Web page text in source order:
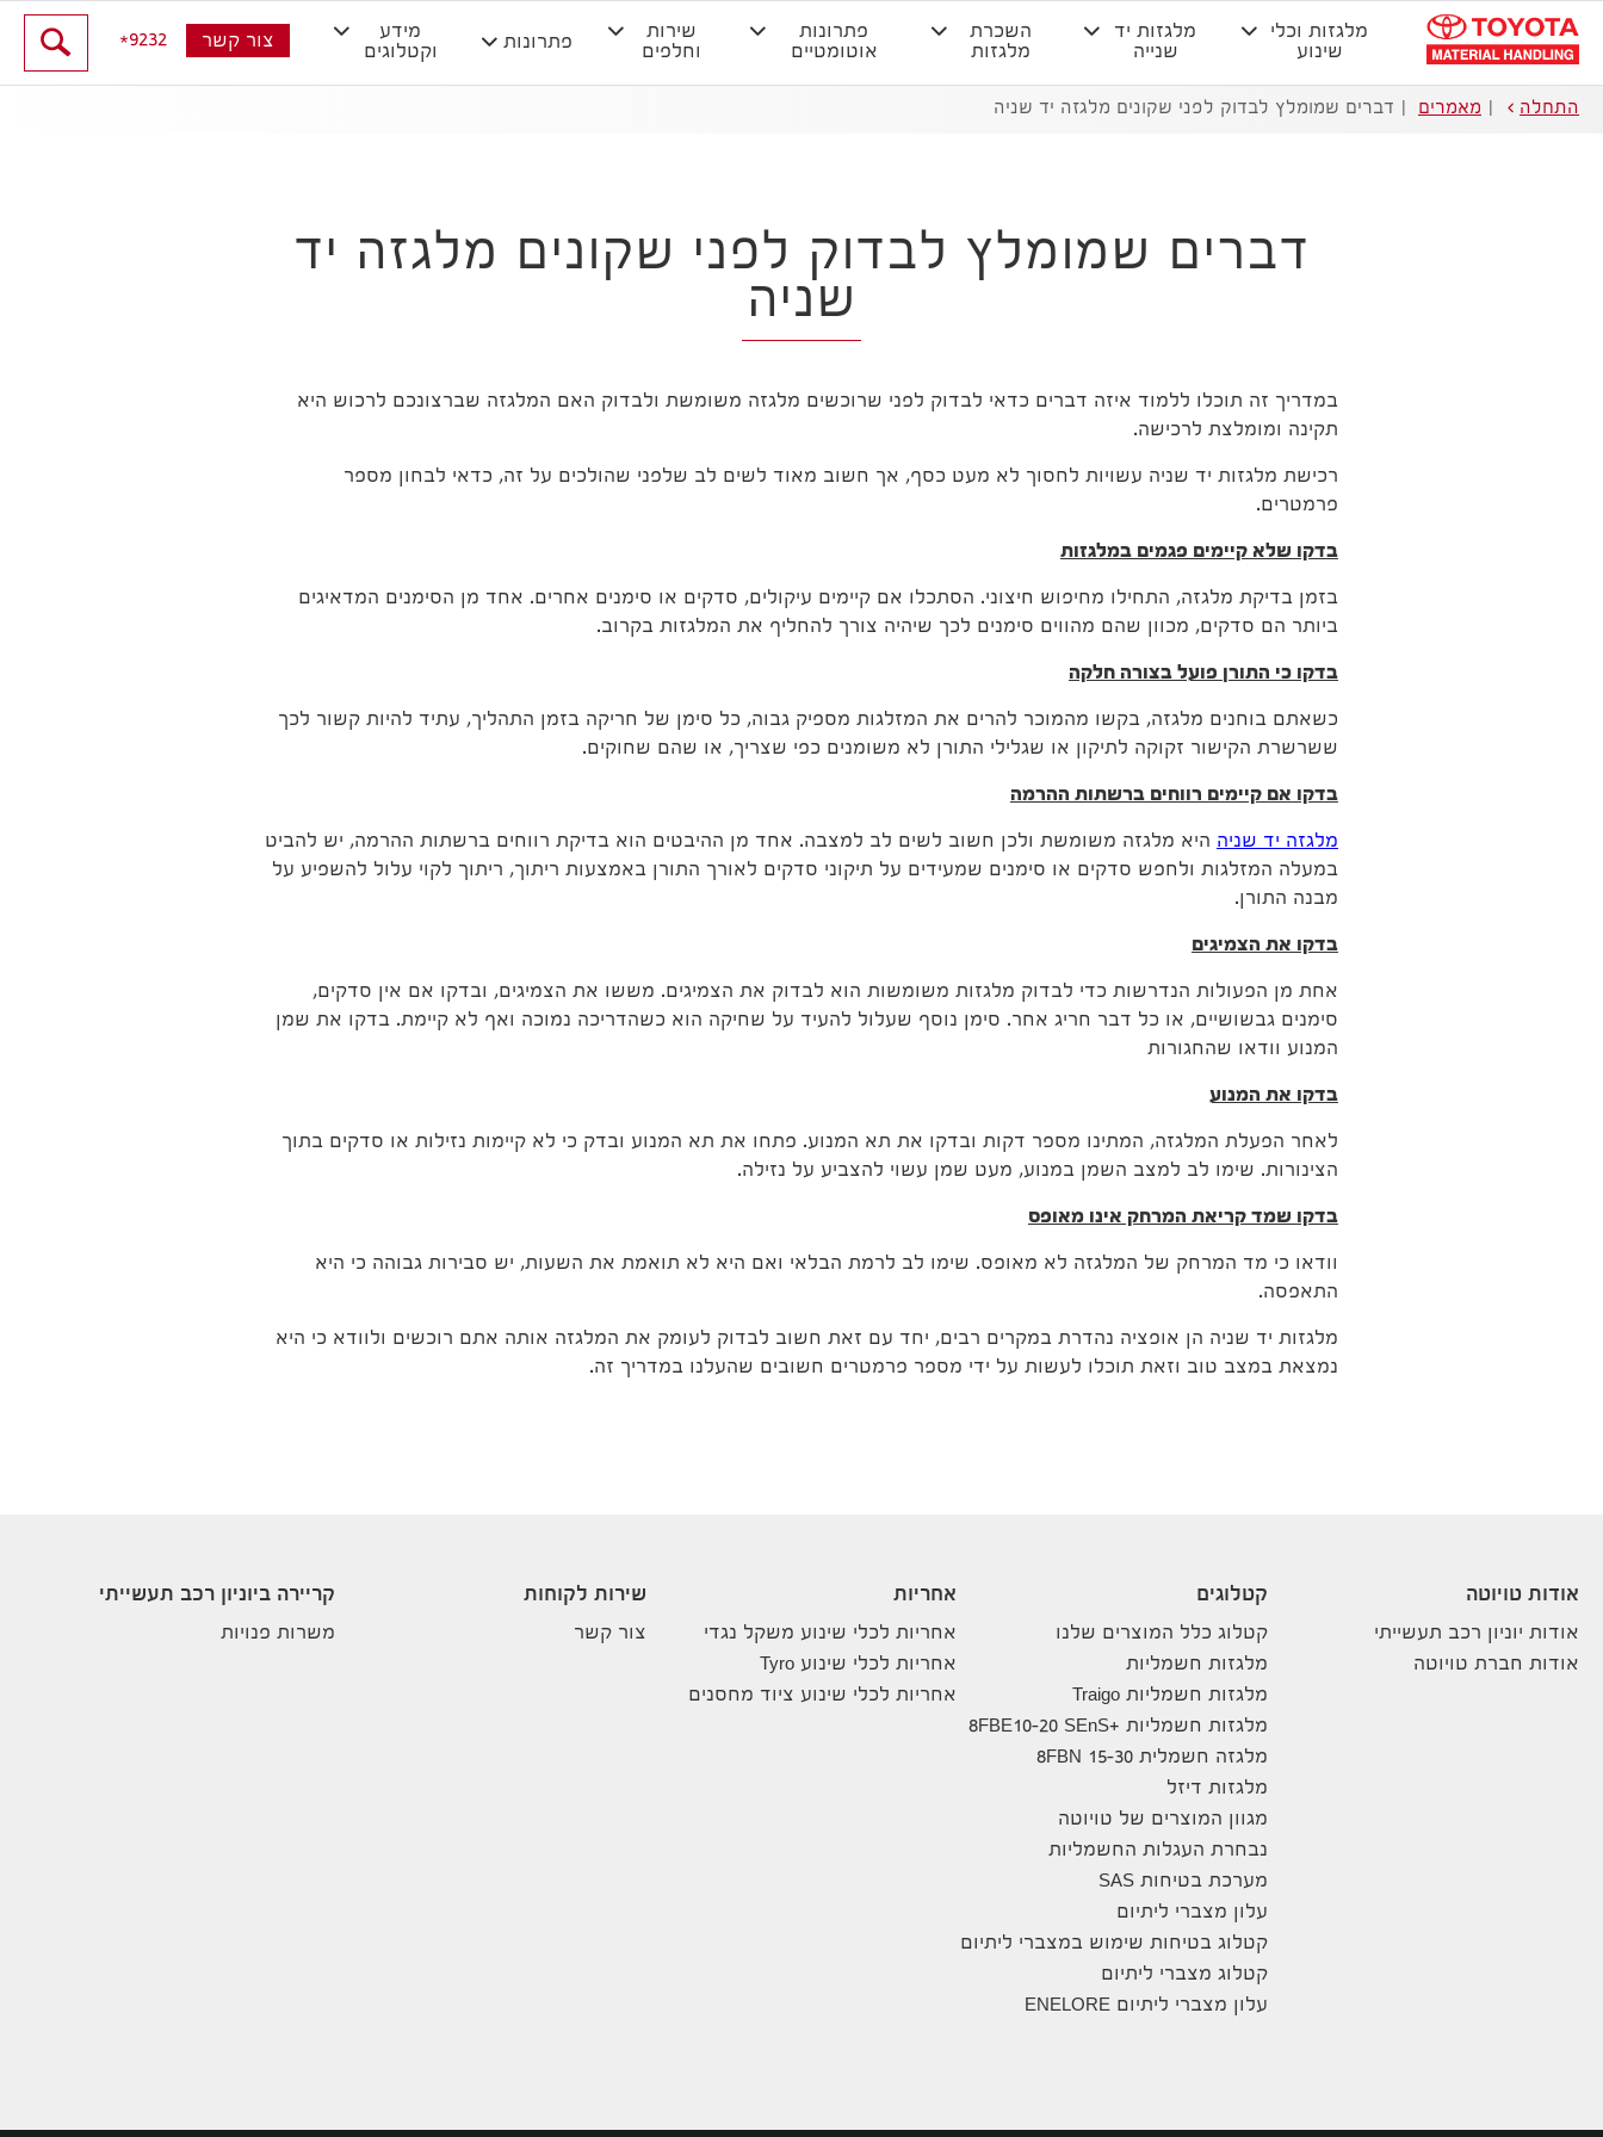
מלגזות וכלי
שינוע
מלגזות יד
שנייה
השכרת
מלגזות
פתרונות
אוטומטיים
שירות
וחלפים
פתרונות
מידע
וקטלוגים
צור קשר 9232
התחלה מאמרים דברים שמומלץ לבדוק לפני שקונים מלגזה יד שניה
דברים שמומלץ לבדוק לפני שקונים מלגזה יד
שניה
במדריך זה תוכלו ללמוד איזה דברים כדאי לבדוק לפני שרוכשים מלגזה משומשת ולבדוק האם המלגזה שברצונכם לרכוש היא
תקינה ומומלצת לרכישה.
רכישת מלגזות יד שניה עשויות לחסוך לא מעט כסף, אך חשוב מאוד לשים לב שלפני שהולכים על זה, כדאי לבחון מספר
פרמטרים.
בדקו שלא קיימים פגמים במלגזות
בזמן בדיקת מלגזה, התחילו מחיפוש חיצוני. הסתכלו אם קיימים עיקולים, סדקים או סימנים אחרים. אחד מן הסימנים המדאיגים
ביותר הם סדקים, מכוון שהם מהווים סימנים לכך שיהיה צורך להחליף את המלגזות בקרוב.
בדקו כי התורן פועל בצורה חלקה
כשאתם בוחנים מלגזה, בקשו מהמוכר להרים את המזלגות מספיק גבוה, כל סימן של חריקה בזמן התהליך, עתיד להיות קשור לכך
ששרשרת הקישור זקוקה לתיקון או שגלילי התורן לא משומנים כפי שצריך, או שהם שחוקים.
בדקו אם קיימים רווחים ברשתות ההרמה
מלגזה יד שניה היא מלגזה משומשת ולכן חשוב לשים לב למצבה. אחד מן ההיבטים הוא בדיקת רווחים ברשתות ההרמה, יש להביט
במעלה המזלגות ולחפש סדקים או סימנים שמעידים על תיקוני סדקים לאורך התורן באמצעות ריתוך, ריתוך לקוי עלול להשפיע על
מבנה התורן.
בדקו את הצמיגים
אחת מן הפעולות הנדרשות כדי לבדוק מלגזות משומשות הוא לבדוק את הצמיגים. מששו את הצמיגים, ובדקו אם אין סדקים,
סימנים גבשושיים, או כל דבר חריג אחר. סימן נוסף שעלול להעיד על שחיקה הוא כשהדריכה נמוכה ואף לא קיימת. בדקו את שמן
המנוע וודאו שהחגורות
בדקו את המנוע
לאחר הפעלת המלגזה, המתינו מספר דקות ובדקו את תא המנוע. פתחו את תא המנוע ובדק כי לא קיימות נזילות או סדקים בתוך
הצינורות. שימו לב למצב השמן במנוע, מעט שמן עשוי להצביע על נזילה.
בדקו שמד קריאת המרחק אינו מאופס
וודאו כי מד המרחק של המלגזה לא מאופס. שימו לב לרמת הבלאי ואם היא לא תואמת את השעות, יש סבירות גבוהה כי היא
התאפסה.
מלגזות יד שניה הן אופציה נהדרת במקרים רבים, יחד עם זאת חשוב לבדוק לעומק את המלגזה אותה אתם רוכשים ולוודא כי היא
נמצאת במצב טוב וזאת תוכלו לעשות על ידי מספר פרמטרים חשובים שהעלנו במדריך זה.
אודות טויוטה
אודות יוניון רכב תעשייתי
אודות חברת טויוטה
קטלוגים
קטלוג כלל המוצרים שלנו
מלגזות חשמליות
מלגזות חשמליות Traigo
מלגזות חשמליות +8FBE10-20 SEnS
מלגזה חשמלית 8FBN 15-30
מלגזות דיזל
מגוון המוצרים של טויוטה
נבחרת העגלות החשמליות
מערכת בטיחות SAS
עלון מצברי ליתיום
קטלוג בטיחות שימוש במצברי ליתיום
קטלוג מצברי ליתיום
עלון מצברי ליתיום ENELORE
אחריות
אחריות לכלי שינוע משקל נגדי
אחריות לכלי שינוע Tyro
אחריות לכלי שינוע ציוד מחסנים
שירות לקוחות
צור קשר
קריירה ביוניון רכב תעשייתי
משרות פנויות